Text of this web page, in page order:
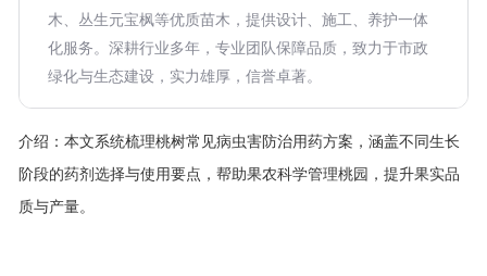
木、丛生元宝枫等优质苗木，提供设计、施工、养护一体
化服务。深耕行业多年，专业团队保障品质，致力于市政
绿化与生态建设，实力雄厚，信誉卓著。
介绍： 本文系统梳理桃树常见病虫害防治用药方案，涵盖不同生长
阶段的药剂选择与使用要点，帮助果农科学管理桃园，提升果实品
质与产量。